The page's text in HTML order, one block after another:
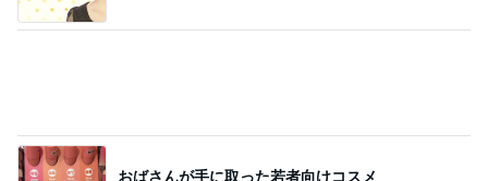
おばさんが手に取った若者向けコスメ